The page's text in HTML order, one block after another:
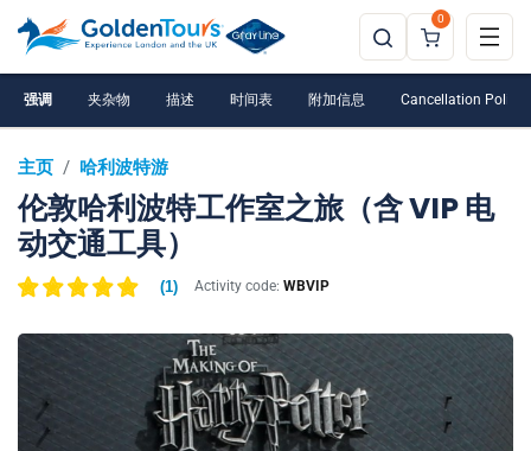
0
主页 / 哈利波特游
伦敦哈利波特工作室之旅（含 VIP 电
动交通工具）
(1) Activity code: WBVIP
强调 夹杂物 描述 时间表 附加信息 Cancellation Policy